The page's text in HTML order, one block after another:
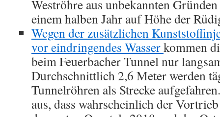
Weströhre aus unbekannten
einem halben Jahr auf Höhe der
Wegen der zusätzlichen
vor eindringendes Wasserkommen
beim Feuerbacher Tunnel nur
Durchschnittlich 2,6 Meter werden
Tunnelröhren als Strecke
aus, dass wahrscheinlich der